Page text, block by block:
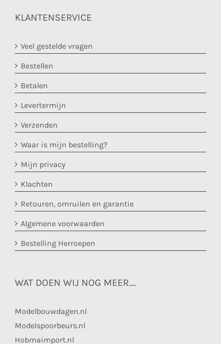
KLANTENSERVICE
Veel gestelde vragen
Bestellen
Betalen
Levertermijn
Verzenden
Waar is mijn bestelling?
Mijn privacy
Klachten
Retouren, omruilen en garantie
Algemene voorwaarden
Bestelling Herroepen
WAT DOEN WIJ NOG MEER….
Modelbouwdagen.nl
Modelspoorbeurs.nl
Hobmaimport.nl